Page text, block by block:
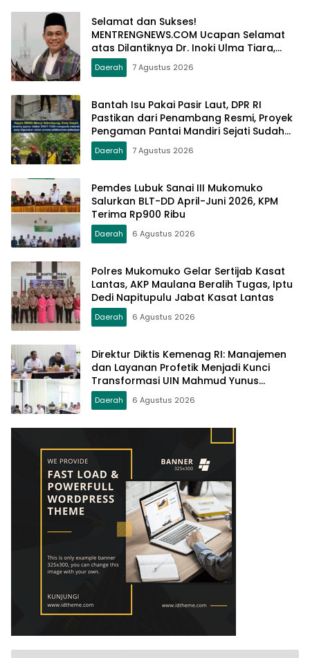
Selamat dan Sukses!
MENTRENGNEWS.COM Ucapan Selamat
atas Dilantiknya Dr. Inoki Ulma Tiara,
S.Sos., M.Pd., sebagai Dirut PDAM Tirta
Alami Batusangkar
Daerah 7 Agustus 2026
Bantah Isu Pakai Pasir Laut, DPR RI
Pastikan dari Penambang Resmi, Proyek
Pengaman Pantai Mandiri Sejati Sudah
Sesuai Spesifikasi
Daerah 7 Agustus 2026
Pemdes Lubuk Sanai III Mukomuko
Salurkan BLT-DD April-Juni 2026, KPM
Terima Rp900 Ribu
Daerah 6 Agustus 2026
Polres Mukomuko Gelar Sertijab Kasat
Lantas, AKP Maulana Beralih Tugas, Iptu
Dedi Napitupulu Jabat Kasat Lantas
Daerah 6 Agustus 2026
Direktur Diktis Kemenag RI: Manajemen
dan Layanan Profetik Menjadi Kunci
Transformasi UIN Mahmud Yunus
Batusangkar Menjadi Kampus
Bereputasi Global
Daerah 6 Agustus 2026